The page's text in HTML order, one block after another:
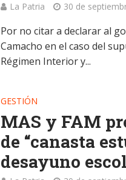
La Patria 30 de
Por no citar a declarar al
Camacho en el caso del
Régimen Interior y...
GESTIÓN
MAS y FAM
de “canasta
desayuno